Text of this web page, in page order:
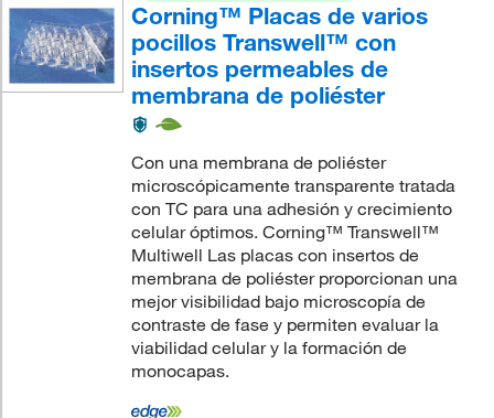
Corning™ Placas de varios
pocillos Transwell™ con
insertos permeables de
membrana de poliéster
Con una membrana de poliéster
microscópicamente transparente tratada
con TC para una adhesión y crecimiento
celular óptimos. Corning™ Transwell™
Multiwell Las placas con insertos de
membrana de poliéster proporcionan una
mejor visibilidad bajo microscopía de
contraste de fase y permiten evaluar la
viabilidad celular y la formación de
monocapas.